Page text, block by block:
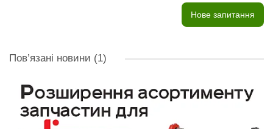
Нове запитання
Пов’язані новини (1)